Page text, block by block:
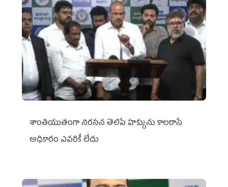
శాంతియుతంగా నిరసన తెలిపే హక్కును కాలరాసే
అధికారం ఎవరికీ లేదు